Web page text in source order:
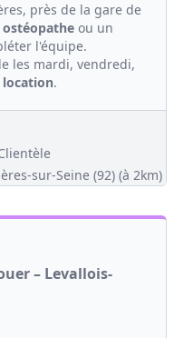
près de la gare de
ostéopathe ou un
l'équipe.
les mardi, vendredi,
location.
sur-Seine (92) (à 2km)
– Levallois-